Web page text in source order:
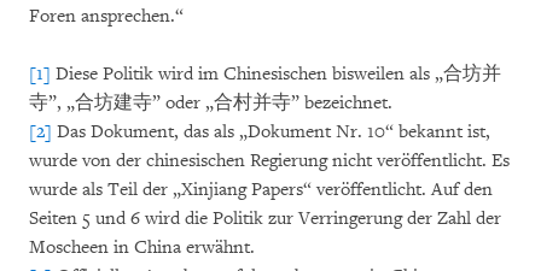
Foren ansprechen.“
[1] Diese Politik wird im Chinesischen bisweilen als „合坊并
寺”, „合坊建寺” oder „合村并寺” bezeichnet.
[2] Das Dokument, das als „Dokument Nr. 10“ bekannt ist,
wurde von der chinesischen Regierung nicht veröffentlicht. Es
wurde als Teil der „Xinjiang Papers“ veröffentlicht. Auf den
Seiten 5 und 6 wird die Politik zur Verringerung der Zahl der
Moscheen in China erwähnt.